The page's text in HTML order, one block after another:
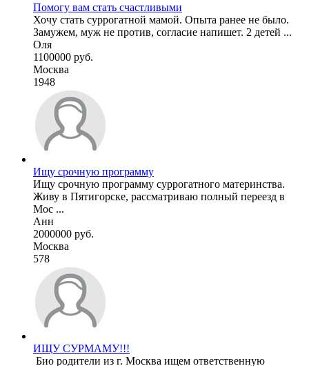
Помогу вам стать счастливыми
Хочу стать суррогатной мамой. Опыта ранее не было.
Замужем, муж не против, согласие напишет. 2 детей ...
Оля
1100000 руб.
Москва
1948
Ищу срочную программу
Ищу срочную программу суррогатного материнства.
Живу в Пятигорске, рассматриваю полный переезд в
Мос ...
Анн
2000000 руб.
Москва
578
ИЩУ СУРМАМУ!!!